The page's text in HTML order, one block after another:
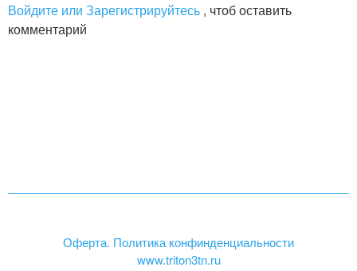
Войдите или Зарегистрируйтесь , чтоб оставить
комментарий
Оферта. Политика конфинденциальности
www.triton3tn.ru